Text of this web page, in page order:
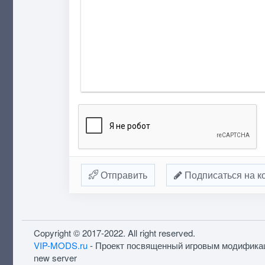
Отправить Подписаться на
Copyright © 2017-2022. All right reserved.
VIP-MODS.ru- Проект посвященный игровым
new server